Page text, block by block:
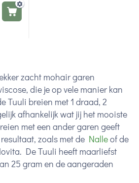
zacht mohair garen
die je op vele manier kan
Tuuli breien met 1 draad, 2
afhankelijk wat jij het mooiste
met een ander garen geeft
zoals met de Nalleof de
De Tuuli heeft maarliefst
25 gram en de aangeraden